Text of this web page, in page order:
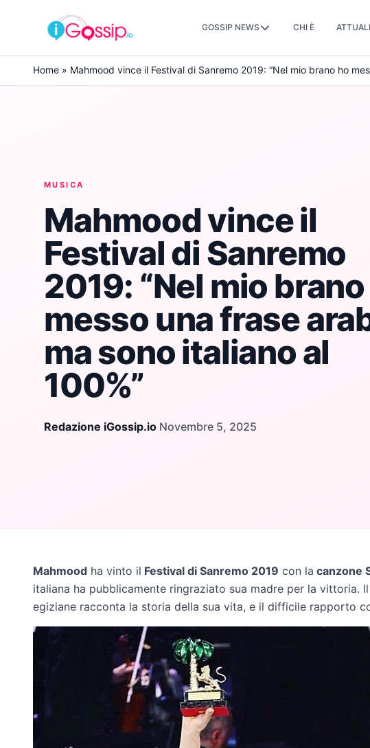
Skip to content
GOSSIP NEWS CHI È
Home » Mahmood vince il Festival di Sanremo 2019: “Nel mio brano ho
MUSICA
Mahmood vince il
Festival di Sanremo
2019: “Nel mio
messo una frase
ma sono italiano al
100%”
Redazione iGossip.io·Novembre 5, 2025
Mahmood ha vinto il Festival di Sanremo 2019 con la canzone
italiana ha pubblicamente ringraziato sua madre per la vittoria.
egiziane racconta la storia della sua vita, e il difficile rapporto